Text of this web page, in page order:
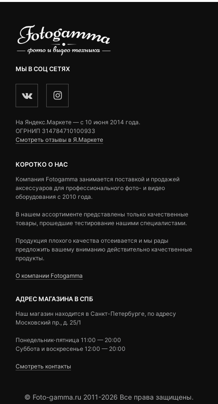
МЫ В СОЦ СЕТЯХ
На Яндекс.Маркете — c 10 июня 2014 года.
ОГРНИП 314784710100933
Смотреть отзывы в Я.Маркете
КОРОТКО О НАС
Компания Fotogamma занимается поставкой и продажей
аксессуаров для профессионального фото- и видео
оборудования с 2010 года.
В нашем ассортименте представлены только качественные
товары, прошедшие тестирование нашими специалистами.
Продукция плохого качества отсеивается и мы рады
предложить вашему вниманию действительно качественные
продукты.
О компании Fotogamma
АДРЕС МАГАЗИНА В СПБ
Наш магазин находится в Санкт-Петербурге, по адресу
Московский пр., д. 25/1
Понедельник-пятница 11:00 — 20:00
Суббота и воскресенье 12:00 — 20:00
Смотреть контакты
© Foto-gamma.ru 2011-2026 Все права защищены.